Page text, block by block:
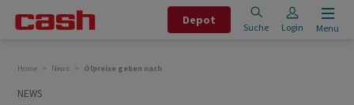
Depot
Suche Login Menu
Home News Ölpreise geben nach
NEWS